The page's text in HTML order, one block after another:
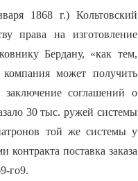
1868 г.) Кольтовский
права на изготовление
Бердану, «как тем,
может получить
соглашений о
30 тыс. ружей системы
той же системы у
поставка заказа
го9.